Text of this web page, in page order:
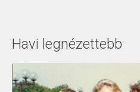
Havi legnézettebb